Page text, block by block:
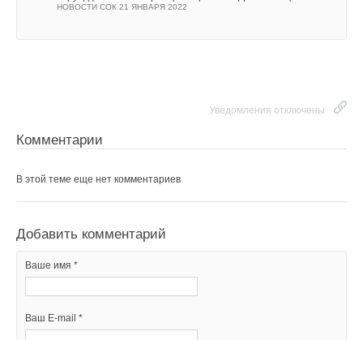
НОВОСТИ СОК 21 ЯНВАРЯ 2022
Уведомления отключены
Комментарии
В этой теме еще нет комментариев
Добавить комментарий
Ваше имя *
Ваш E-mail *